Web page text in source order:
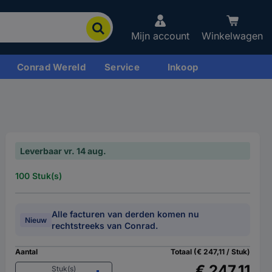
Mijn account Winkelwagen
Conrad Wereld Service Inkoop
Leverbaar vr. 14 aug.
100 Stuk(s)
Nieuw
Alle facturen van derden komen nu
rechtstreeks van Conrad.
Aantal
Stuk(s)
Totaal (€ 247,11 / Stuk)